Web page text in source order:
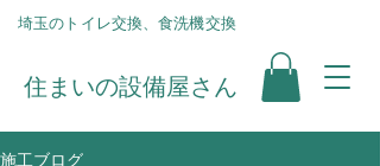
住まいの設備屋さん
​埼玉のトイレ交換、食洗機交換
施工ブログ